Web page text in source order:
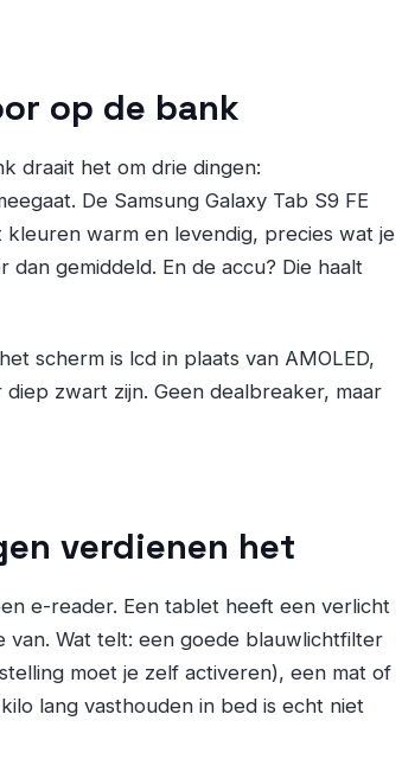
op de bank
draait het om drie dingen:
De Samsung Galaxy Tab S9 FE
warm en levendig, precies wat je
gemiddeld. En de accu? Die haalt
scherm is lcd in plaats van AMOLED,
zwart zijn. Geen dealbreaker, maar
verdienen het
e-reader. Een tablet heeft een verlicht
Wat telt: een goede blauwlichtfilter
moet je zelf activeren), een mat of
lang vasthouden in bed is echt niet